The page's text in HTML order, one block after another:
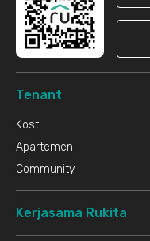
Tenant
Kost
Apartemen
Community
Kerjasama Rukita